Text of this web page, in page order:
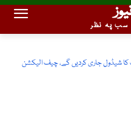
پہ نظر
کا شیڈول جاری کردیں گے، چیف الیکشن